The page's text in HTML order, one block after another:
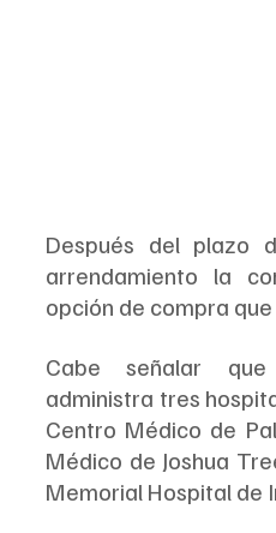
Después del plazo
arrendamiento la
opción de compra
Cabe señalar
administra tres
Centro Médico de
Médico de Joshua
Memorial Hospital de